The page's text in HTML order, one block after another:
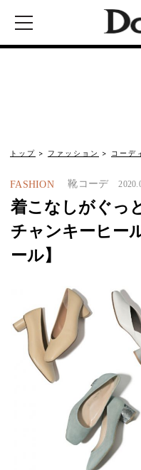
トップ ファッション コーデ
FASHION 靴コーデ
着こなしがぐっ
チャンキーヒー
ール】